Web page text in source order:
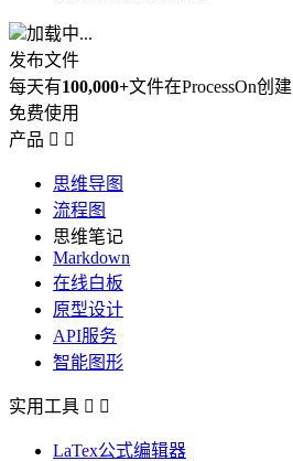
加载中...
发布文件
每天有100,000+文件在ProcessOn创建
免费使用
产品  
思维导图
流程图
思维笔记
Markdown
在线白板
原型设计
API服务
智能图形
实用工具  
LaTex公式编辑器